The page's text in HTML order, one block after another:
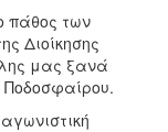
πάθος των
Διοίκησης
μας ξανά